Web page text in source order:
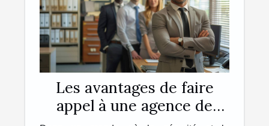
Les avantages de faire
appel à une agence de